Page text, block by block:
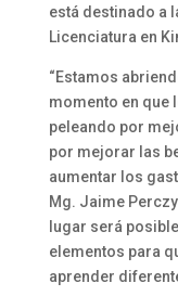
está destinado a
Licenciatura en
“Estamos
momento en que
peleando por
por mejorar las
aumentar los
Mg. Jaime
lugar será
elementos para
aprender